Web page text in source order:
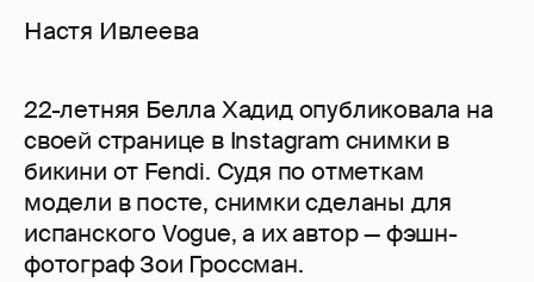
Настя Ивлеева
22-летняя Белла Хадид опубликовала на
своей странице в Instagram снимки в
бикини от Fendi. Судя по отметкам
модели в посте, снимки сделаны для
испанского Vogue, а их автор — фэшн-
фотограф Зои Гроссман.